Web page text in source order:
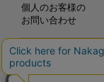
個人のお客様の
お問い合わせ